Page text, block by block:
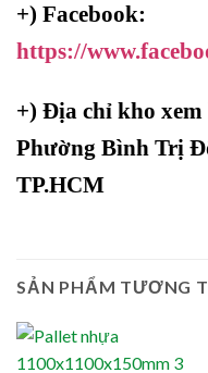
+) Facebook:
https://
+) Địa chỉ kho
Phường Bình Trị
TP.HCM
SẢN PHẨM TƯƠNG